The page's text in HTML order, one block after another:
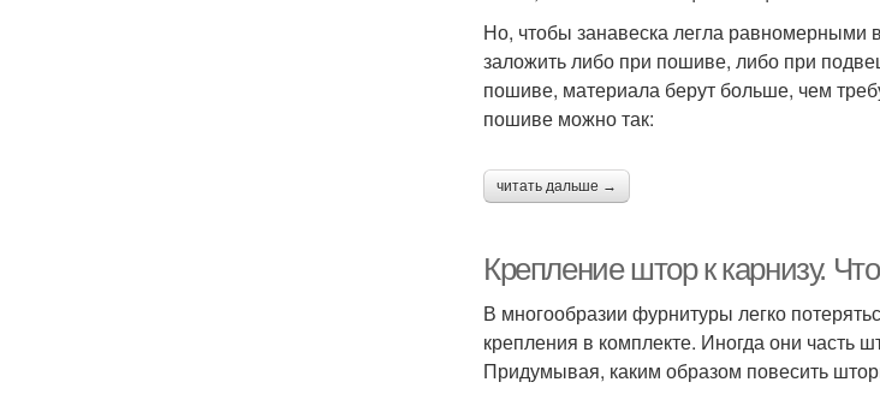
Но, чтобы занавеска легла равномерными
заложить либо при пошиве, либо при
пошиве, материала берут больше, чем
пошиве можно так:
читать дальше →
Крепление штор к карнизу.
В многообразии фурнитуры легко
крепления в комплекте. Иногда они часть
Придумывая, каким образом повесить